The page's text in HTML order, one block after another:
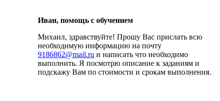
Иван, помощь с обучением
Михаил, здравствуйте! Прошу Вас прислать всю
необходимую информацию на почту
9186862@mail.ru и написать что необходимо
выполнить. Я посмотрю описание к заданиям и
подскажу Вам по стоимости и срокам выполнения.